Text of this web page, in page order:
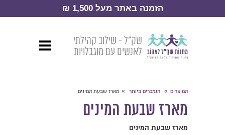
הזמנה באתר מעל 1,500 ₪
שק״ל - שילוב קהילתי
לאנשים עם מוגבלויות
המוצרים » הנמכרים ביותר » מארז שבעת המינים
מארז שבעת המינים
מארז שבעת המינים